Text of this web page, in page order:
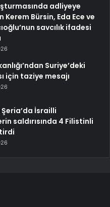
adliyeye
Bürsin, Eda Ece ve
savcılık ifadesi
Suriye’deki
için taziye mesajı
İsrailli
saldırısında 4 Filistinli